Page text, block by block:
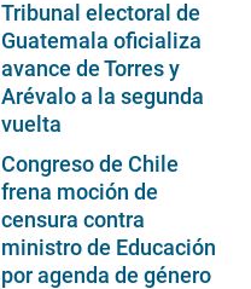
Tribunal electoral de
Guatemala oficializa
avance de Torres y
Arévalo a la segunda
vuelta
Congreso de Chile
frena moción de
censura contra
ministro de Educación
por agenda de género